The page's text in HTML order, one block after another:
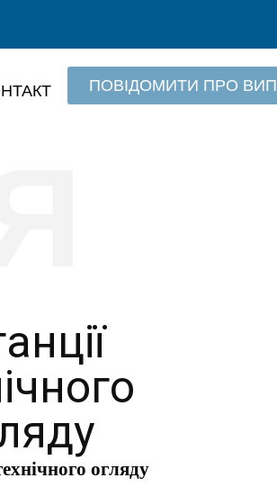
ПОВІДОМИТИ ПРО
огляду